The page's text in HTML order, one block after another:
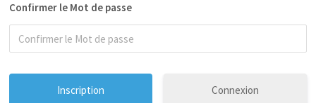
Confirmer le Mot de passe
Connexion